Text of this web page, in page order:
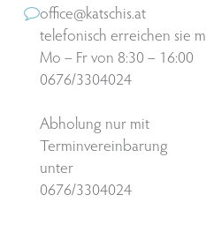
office@katschis.at
telefonisch erreichen sie
Mo – Fr von 8:30 – 16:00
0676/3304024
Abholung nur mit
Terminvereinbarung
unter
0676/3304024